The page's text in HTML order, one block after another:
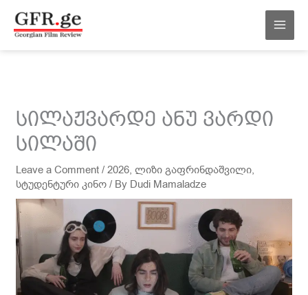
გადასვლა
სილაჟვარდე ანუ ვარდი
სილაში
Leave a Comment /2026,ლიზი გაფრინდაშვილი,
სტუდენტური კინო / By Dudi Mamaladze